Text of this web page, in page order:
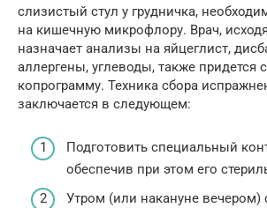
слизистый стул у грудничка,
на кишечную микрофлору. Врач,
назначает анализы на яйцеглист,
аллергены, углеводы, также придется
копрограмму. Техника сбора
заключается в следующем:
Подготовить специальный
обеспечив при этом его
Утром (или накануне вечером)